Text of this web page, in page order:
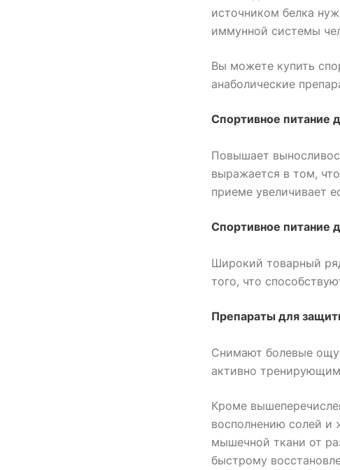
источником белка
иммунной системы
Вы можете купить
анаболические
Спортивное питание
Повышает
выражается в том,
приеме увеличивает
Спортивное питание
Широкий товарный
того, что
Препараты для
Снимают болевые
активно
Кроме
восполнению солей и
мышечной ткани от
быстрому